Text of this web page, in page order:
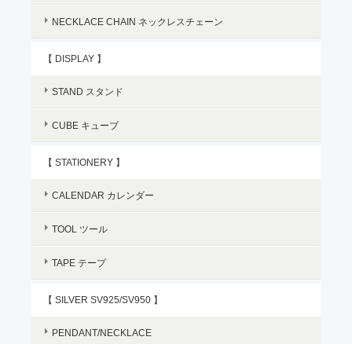
NECKLACE CHAIN ネックレスチェーン
【 DISPLAY 】
STAND スタンド
CUBE キューブ
【 STATIONERY 】
CALENDAR カレンダー
TOOL ツール
TAPE テープ
【 SILVER SV925/SV950 】
PENDANT/NECKLACE